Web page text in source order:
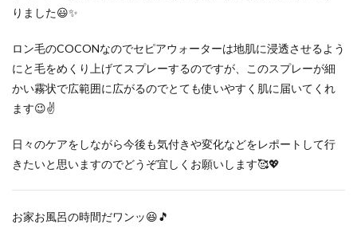
りました😃✨
ロン毛のCOCONなのでセピアウォーターは地肌に浸透させるよう
にと毛をめくり上げてスプレーするのですが、このスプレーが細
かい霧状で広範囲に広がるのでとても使いやすく肌に届いてくれ
ます😉✌️
日々のケアをしながら今後も気付きや変化などをレポートして行
きたいと思いますのでどうぞ宜しくお願いします🥰💖
お家お風呂の時間だワンッ😆🎵